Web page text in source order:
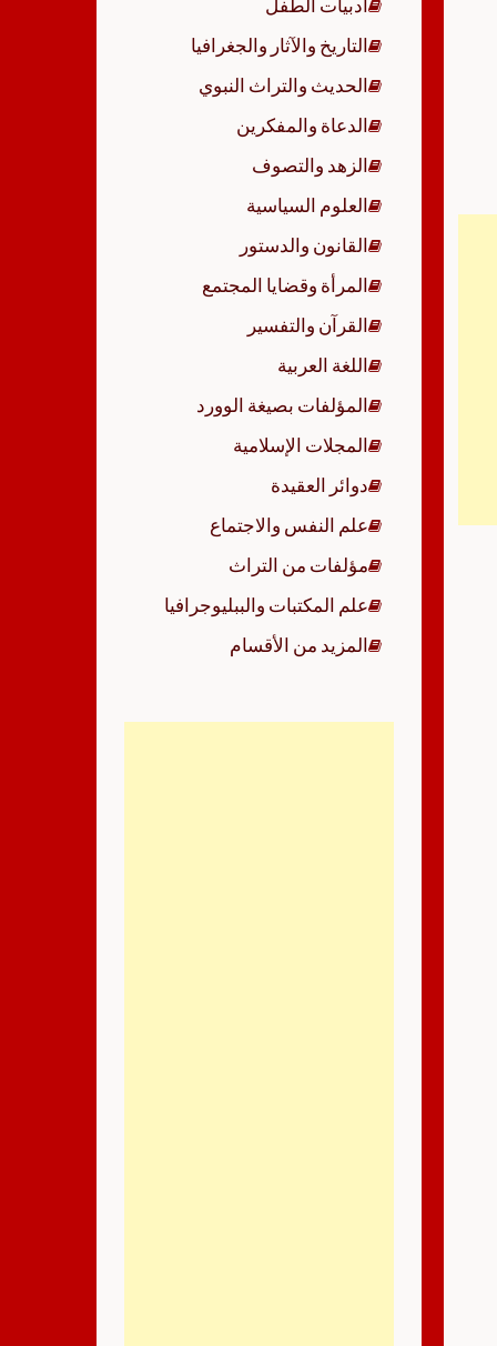
أدبيات الطفل
التاريخ والآثار والجغرافيا
الحديث والتراث النبوي
الدعاة والمفكرين
الزهد والتصوف
العلوم السياسية
القانون والدستور
المرأة وقضايا المجتمع
القرآن والتفسير
اللغة العربية
المؤلفات بصيغة الوورد
المجلات الإسلامية
دوائر العقيدة
علم النفس والاجتماع
مؤلفات من التراث
علم المكتبات والببليوجرافيا
المزيد من الأقسام